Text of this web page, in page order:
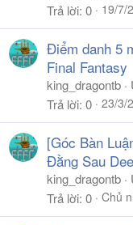
Trả lời 0 19/7/
Điểm danh 5
Final Fantasy
king_dragontb
Trả lời 0 23/3/
[Góc Bàn
Đằng Sau
king_dragontb
Trả lời 0 Chủ